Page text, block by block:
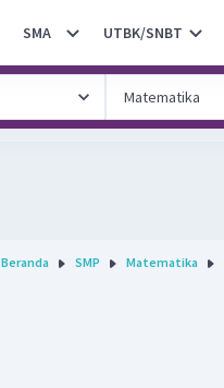
SMA UTBK/SNBT
Beranda SMP Matematika